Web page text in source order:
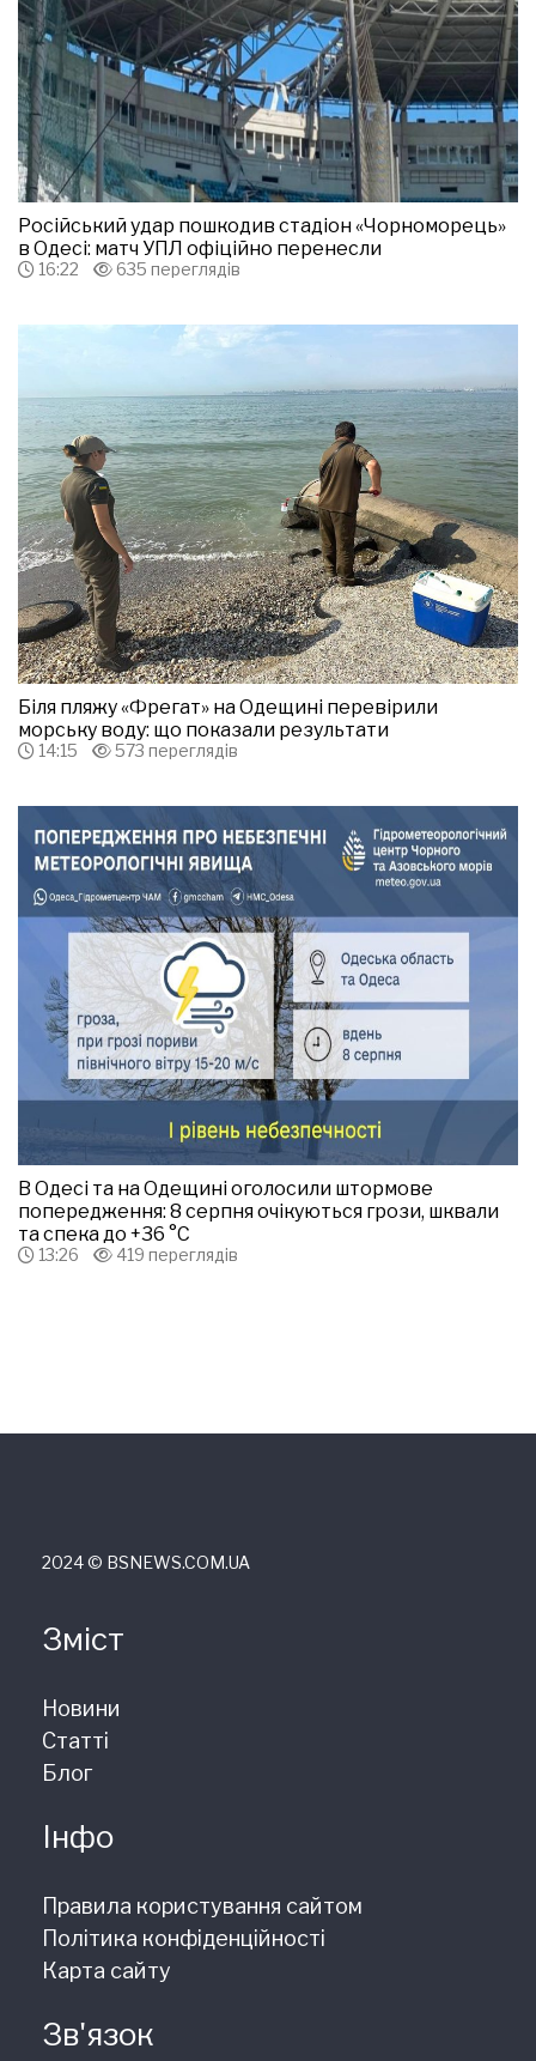
Російський удар пошкодив стадіон «Чорноморець»
в Одесі: матч УПЛ офіційно перенесли
16:22 635 переглядів
Біля пляжу «Фрегат» на Одещині перевірили
морську воду: що показали результати
14:15 573 переглядів
В Одесі та на Одещині оголосили штормове
попередження: 8 серпня очікуються грози, шквали
та спека до +36 °С
13:26 419 переглядів
2024 © ВSNEWS.COM.UA
Зміст
Новини
Статті
Блог
Інфо
Правила користування сайтом
Політика конфіденційності
Карта сайту
Зв'язок